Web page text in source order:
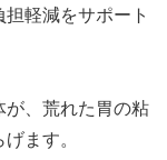
軽減をサポート
、荒れた胃の粘
ます。